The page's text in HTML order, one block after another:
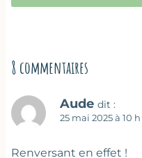
8 commentaires
Aude dit :
25 mai 2025 à 10
Renversant en effet !